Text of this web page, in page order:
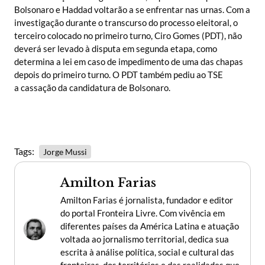
Bolsonaro e Haddad voltarão a se enfrentar nas urnas. Com a
investigação durante o transcurso do processo eleitoral, o
terceiro colocado no primeiro turno, Ciro Gomes (PDT), não
deverá ser levado à disputa em segunda etapa, como
determina a lei em caso de impedimento de uma das chapas
depois do primeiro turno. O PDT também pediu ao TSE
a cassação da candidatura de Bolsonaro.
Tags: Jorge Mussi
Amilton Farias
Amilton Farias é jornalista, fundador e editor
do portal Fronteira Livre. Com vivência em
diferentes países da América Latina e atuação
voltada ao jornalismo territorial, dedica sua
escrita à análise política, social e cultural das